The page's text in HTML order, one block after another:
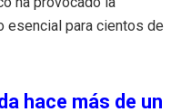
esencial para cientos de
hace más de un